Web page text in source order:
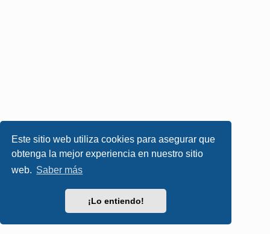
Este sitio web utiliza cookies para asegurar que
obtenga la mejor experiencia en nuestro sitio
web. Saber más
¡Lo entiendo!